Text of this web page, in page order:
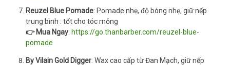
Reuzel Blue Pomade: Pomade nhẹ, độ bóng nhẹ, giữ nếp
trung bình : tốt cho tóc mỏng
👉 Mua Ngay: https://go.thanbarber.com/reuzel-blue-
pomade
By Vilain Gold Digger: Wax cao cấp từ Đan Mạch, giữ nếp